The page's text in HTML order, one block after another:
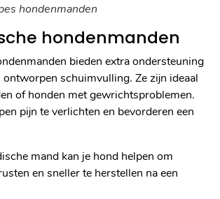
hondenmanden
hondenmanden
bieden extra ondersteuning
schuimvulling. Ze zijn ideaal
of honden met gewrichtsproblemen.
pijn te verlichten en bevorderen een
mand kan je hond helpen om
en sneller te herstellen na een